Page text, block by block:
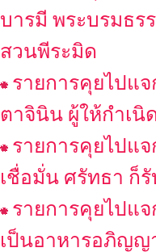
บารมี พระบรมธ
สวนพีระมิด
รายการคุยไปแ
ตาจินิน ผู้ให้กำเนิ
รายการคุยไปแ
เชื่อมั่น ศรัทธา ก็
รายการคุยไปแ
เป็นอาหารอภิญญ